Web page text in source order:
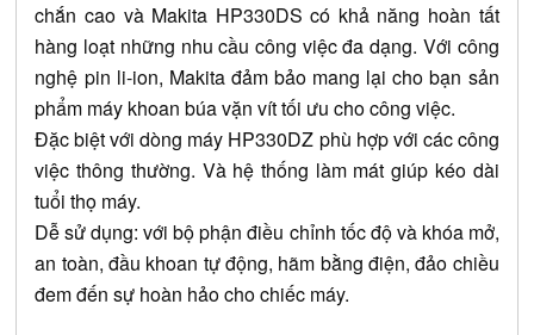
chắn cao và Makita HP330DS có khả năng hoàn tất
hàng loạt những nhu cầu công việc đa dạng. Với công
nghệ pin li-ion, Makita đảm bảo mang lại cho bạn sản
phẩm máy khoan búa vặn vít tối ưu cho công việc.
Đặc biệt với dòng máy HP330DZ phù hợp với các công
việc thông thường. Và hệ thống làm mát giúp kéo dài
tuổi thọ máy.
Dễ sử dụng: với bộ phận điều chỉnh tốc độ và khóa mở,
an toàn, đầu khoan tự động, hãm bằng điện, đảo chiều
đem đến sự hoàn hảo cho chiếc máy.